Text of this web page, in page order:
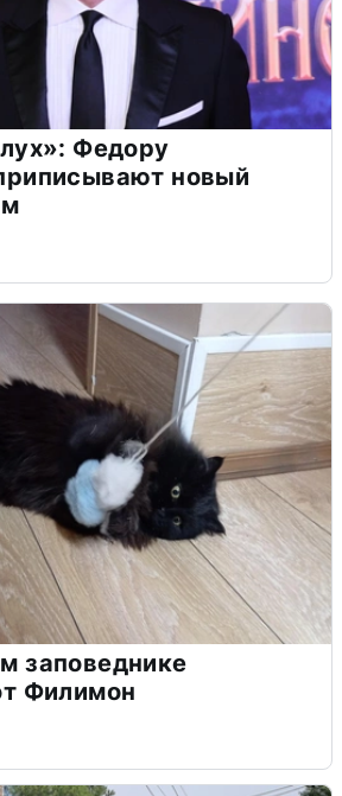
Федору
новый
заповеднике
Филимон